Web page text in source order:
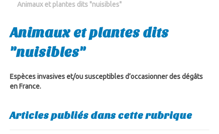
Écoles Jeunesse
Culture Loisirs
Associations
Infos pratiques
Animaux et plantes dits "nuisibles"
Animaux et plantes dits
"nuisibles"
Espèces invasives et/ou susceptibles d’occasionner des dégâts
en France.
Articles publiés dans cette rubrique